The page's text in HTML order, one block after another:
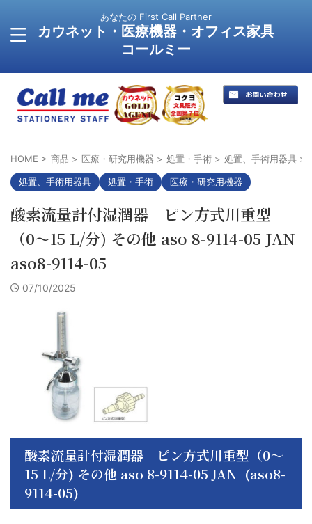
あなたの First Call Partner
カウネット・医療機器・オフィス家具
コールミー
HOME > 商品 > 医療・研究用機器 > 処置・手術 > 処置、手術用器具 >
処置、手術用器具 処置・手術 医療・研究用機器
酸素流量計付湿潤器 ピン方式川重型
（0〜15 L/分) その他 aso 8-9114-05 JAN
aso8-9114-05
07/10/2025
酸素流量計付湿潤器 ピン方式川重型（0〜
15 L/分) その他 aso 8-9114-05 JAN (aso8-
9114-05)